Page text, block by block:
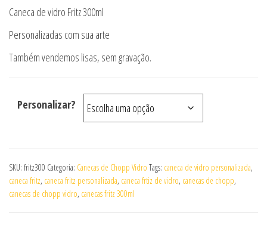
Caneca de vidro Fritz 300ml
Personalizadas com sua arte
Também vendemos lisas, sem gravação.
Personalizar?
SKU: fritz300 Categoria: Canecas de Chopp Vidro Tags: caneca de vidro personalizada,
caneca fritz, caneca fritz personalizada, caneca frtiz de vidro, canecas de chopp,
canecas de chopp vidro, canecas fritz 300ml